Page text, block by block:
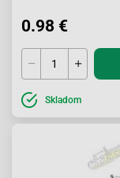
0.98 €
Skladom